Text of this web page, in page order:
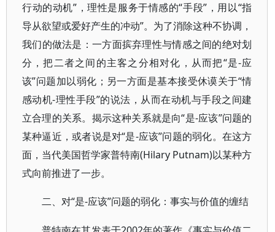
行动的动机”，理性是服务于情感的“手段”，用以“指
导从欲望或爱好产生的冲动”。为了消除这种不协调，
我们的做法是：一方面摈弃理性与情感之间的绝对划
分，把二者之间的主客之分相对化，从而把“是-应
该”问题加以弱化；另一方面是基本接受休谟关于“情
感动机-理性手段”的说法，从而在动机与手段之间建
立合理的关系。揭示这种关系就是向“是-应该”问题的
某种逼近，或者说是对“是-应该”问题的弱化。在这方
面，当代美国哲学家普特南(Hilary Putnam)以某种方
式向前推进了一步。
二、对“是-应该”问题的弱化：事实与价值的缠结